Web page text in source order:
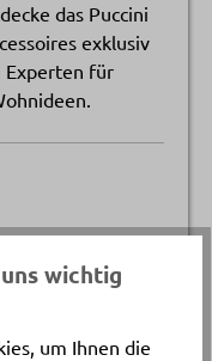
das Puccini
exklusiv
Experten für
wichtig
um Ihnen die